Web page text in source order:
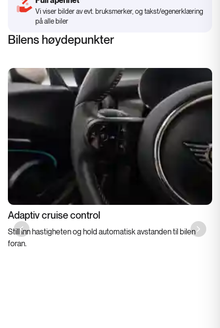
Vi viser bilder av evt. bruksmerker, og takst/egenerklæring
på alle biler
Bilens høydepunkter
Adaptiv cruise control
Still inn hastigheten og hold automatisk avstanden til bilen
foran.
Previous slide Next